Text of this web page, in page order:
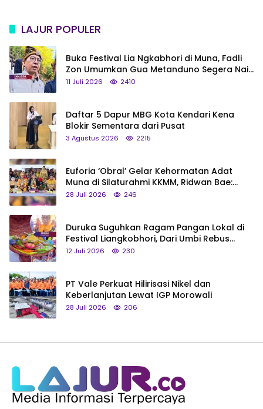
LAJUR POPULER
Buka Festival Lia Ngkabhori di Muna, Fadli
Zon Umumkan Gua Metanduno Segera Naik
Status Jadi Cagar Budaya Nasional
11 Juli 2026 2410
Daftar 5 Dapur MBG Kota Kendari Kena
Blokir Sementara dari Pusat
3 Agustus 2026 2215
Euforia ‘Obral’ Gelar Kehormatan Adat
Muna di Silaturahmi KKMM, Ridwan Bae:
Saya Bukan Tipe Begitu, Belum Pantas!
28 Juli 2026 246
Duruka Suguhkan Ragam Pangan Lokal di
Festival Liangkobhori, Dari Umbi Rebus
hingga Tumpeng Beras Muna
12 Juli 2026 230
PT Vale Perkuat Hilirisasi Nikel dan
Keberlanjutan Lewat IGP Morowali
28 Juli 2026 206